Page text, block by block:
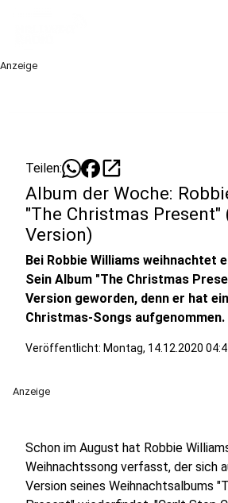
Anzeige
Teilen: open_in_new
Album der Woche:
"The Christmas Present"
Version)
Bei Robbie Williams weihnachtet
Sein Album "The Christmas
Version geworden, denn er hat
Christmas-Songs aufgenommen.
Veröffentlicht: Montag, 14.12.2020
Anzeige
Schon im August hat Robbie
Weihnachtssong verfasst, der sich
Version seines Weihnachtsalbums